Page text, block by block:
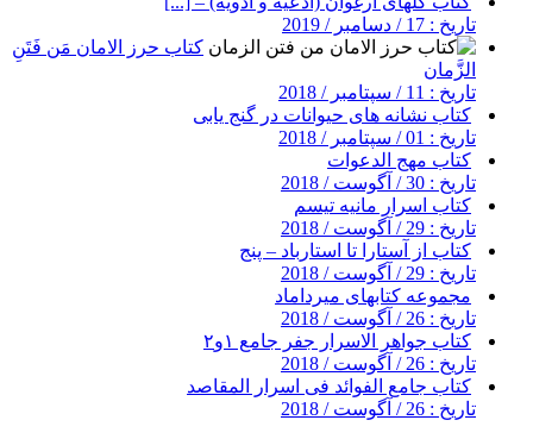
تاریخ : 17 / دسامبر / 2019
کتاب حرز الامان مَن فَتَنِ
الزَّمان
تاریخ : 11 / سپتامبر / 2018
کتاب نشانه های حیوانات در گنج یابی
تاریخ : 01 / سپتامبر / 2018
کتاب مهج الدعوات
تاریخ : 30 / آگوست / 2018
کتاب اسرار مانیه تیسم
تاریخ : 29 / آگوست / 2018
کتاب از آستارا تا استارباد – پنج
تاریخ : 29 / آگوست / 2018
مجموعه کتابهای میرداماد
تاریخ : 26 / آگوست / 2018
کتاب جواهر الاسرار جفر جامع ۱و۲
تاریخ : 26 / آگوست / 2018
کتاب جامع الفوائد فی اسرار المقاصد
تاریخ : 26 / آگوست / 2018